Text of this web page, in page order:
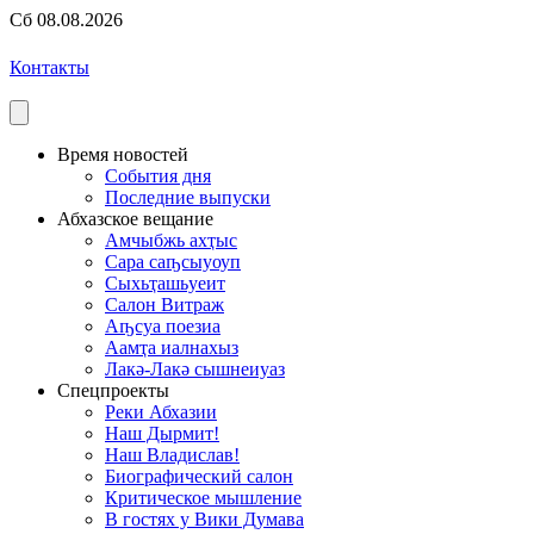
Сб 08.08.2026
Контакты
Время новостей
События дня
Последние выпуски
Абхазское вещание
Амчыбжь ахҭыс
Сара саҧсыуоуп
Сыхьҭашьуеит
Салон Витраж
Аҧсуа поезиа
Аамҭа иалнахыз
Лакә-Лакә сышнеиуаз
Спецпроекты
Реки Абхазии
Наш Дырмит!
Наш Владислав!
Биографический салон
Критическое мышление
В гостях у Вики Думава